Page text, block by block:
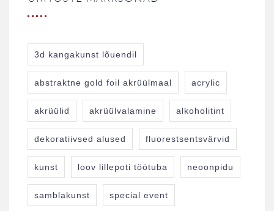
3d kangakunst lõuendil
abstraktne gold foil akrüülmaal acrylic
akrüülid akrüülvalamine alkoholitint
dekoratiivsed alused fluorestsentsvärvid
kunst loov lillepoti töötuba neoonpidu
samblakunst special event